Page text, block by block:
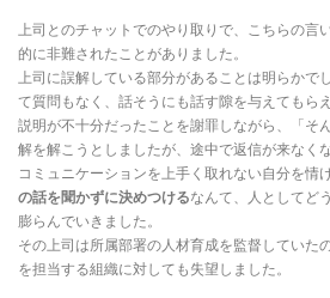
上司とのチャットでのやり取りで、こちらの言
的に非難されたことがありました。
上司に誤解している部分があることは明らかで
て質問もなく、話そうにも話す隙を与えてもら
説明が不十分だったことを謝罪しながら、「そ
解を解こうとしましたが、途中で返信が来なく
コミュニケーションを上手く取れない自分を情
の話を聞かずに決めつけるなんて、人としてど
膨らんでいきました。
その上司は所属部署の人材育成を監督していた
を担当する組織に対しても失望しました。